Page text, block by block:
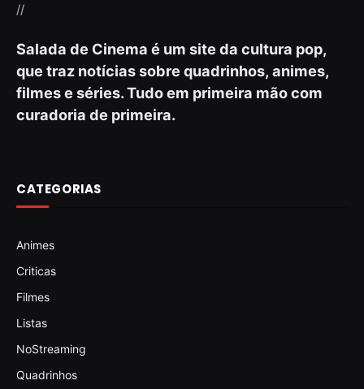
//
Salada de Cinema é um site da cultura pop,
que traz notícias sobre quadrinhos, animes,
filmes e séries. Tudo em primeira mão com
curadoria de primeira.
CATEGORIAS
Animes
Criticas
Filmes
Listas
NoStreaming
Quadrinhos